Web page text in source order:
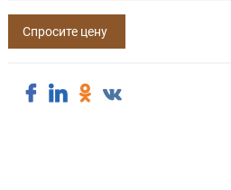
Спросите цену